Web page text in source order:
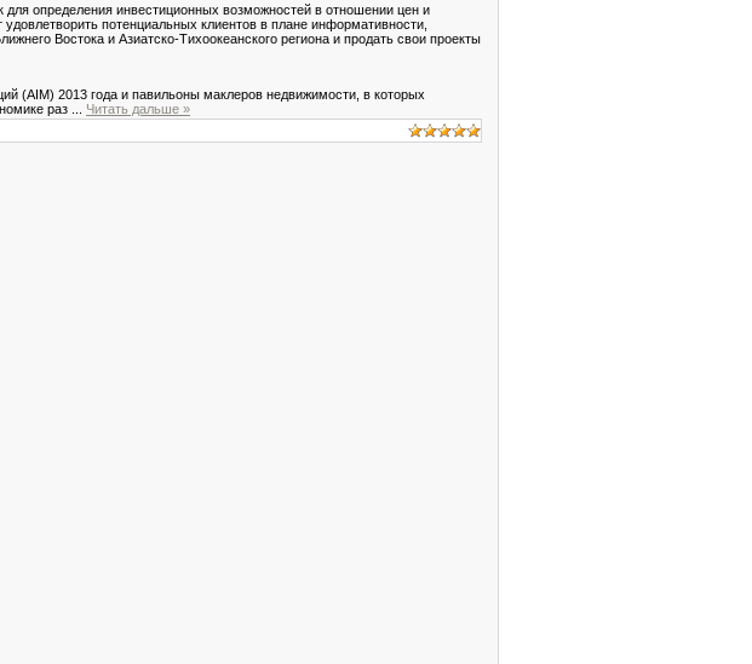
определения инвестиционных возможностей в отношении цен и
потенциальных клиентов в плане информативности,
Востока и Азиатско-Тихоокеанского региона и продать свои проекты
(AIM) 2013 года и павильоны маклеров недвижимости, в которых
раз ... Читать дальше »